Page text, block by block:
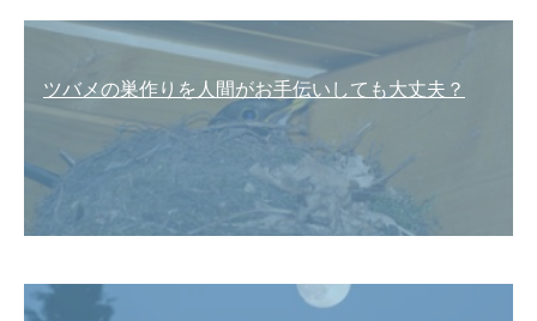
ツバメの巣作りを人間がお手伝いしても大丈夫？